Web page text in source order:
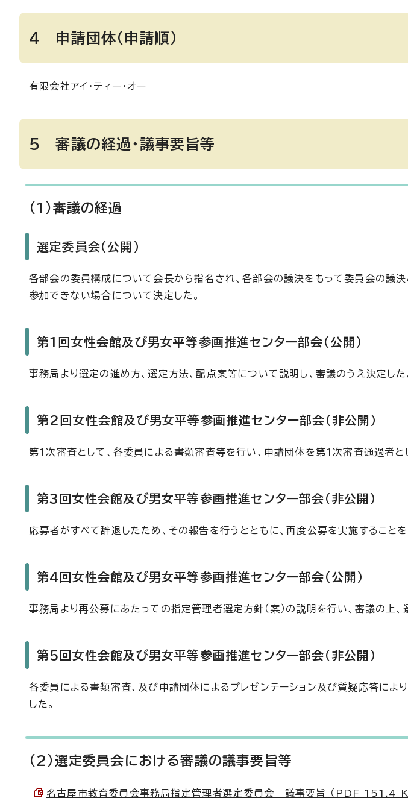
4 申請団体（申請順）
有限会社アイ・ティー・オー
5 審議の経過・議事要旨等
(1)審議の経過
選定委員会（公開）
各部会の委員構成について会長から指名され、各部会の議決をもって委員会の議
参加できない場合について決定した。
第1回女性会館及び男女平等参画推進センター部会（公開）
事務局より選定の進め方、選定方法、配点案等について説明し、審議のうえ決定した
第2回女性会館及び男女平等参画推進センター部会（非公開）
第1次審査として、各委員による書類審査等を行い、申請団体を第1次審査通過者と
第3回女性会館及び男女平等参画推進センター部会（非公開）
応募者がすべて辞退したため、その報告を行うとともに、再度公募を実施することを
第4回女性会館及び男女平等参画推進センター部会（公開）
事務局より再公募にあたっての指定管理者選定方針（案）の説明を行い、審議の上、
第5回女性会館及び男女平等参画推進センター部会（非公開）
各委員による書類審査、及び申請団体によるプレゼンテーション及び質疑応答によ
した。
(2)選定委員会における審議の議事要旨等
名古屋市教育委員会事務局指定管理者選定委員会 議事要旨 （PDF 151.4